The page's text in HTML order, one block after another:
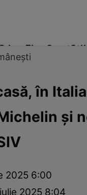
Prime Time SportStil
Click!
în
și
2025 6:00
2025 8:04